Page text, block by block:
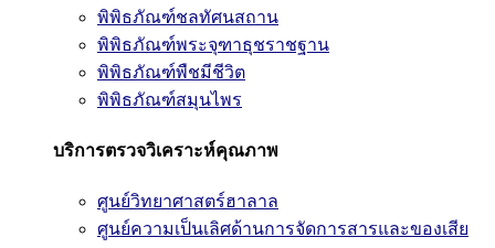
พิพิธภัณฑ์ชลทัศนสถาน
พิพิธภัณฑ์พระจุฑาธุชราชฐาน
พิพิธภัณฑ์พืชมีชีวิต
พิพิธภัณฑ์สมุนไพร
บริการตรวจวิเคราะห์คุณภาพ
ศูนย์วิทยาศาสตร์ฮาลาล
ศูนย์ความเป็นเลิศด้านการจัดการสารและของเสีย